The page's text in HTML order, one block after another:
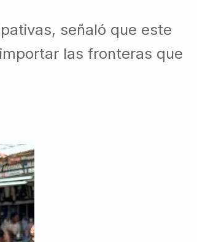
señaló que este
las fronteras que